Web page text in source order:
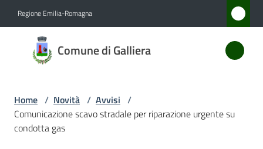
Regione Emilia-Romagna
Comune di Galliera
Comune
di
Amministrazione
Home / Novità / Avvisi /
Comunicazione scavo stradale per riparazione urgente su
condotta gas